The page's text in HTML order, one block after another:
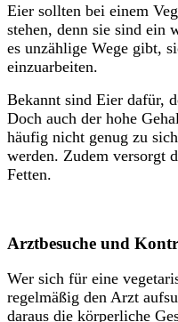
Eier sollten bei einem
stehen, denn sie sind ein
es unzählige Wege gibt,
einzuarbeiten.
Bekannt sind Eier dafür,
Doch auch der hohe
häufig nicht genug zu
werden. Zudem versorgt
Fetten.
Arztbesuche und
Wer sich für eine
regelmäßig den Arzt
daraus die körperliche